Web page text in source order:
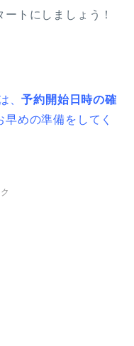
トにしましょう！
、予約開始日時の確
早めの準備をしてく